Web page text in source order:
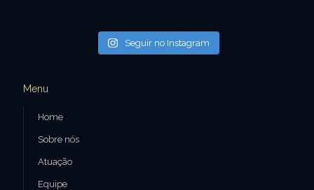
Seguir no Instagram
Menu
Home
Sobre nós
Atuação
Equipe